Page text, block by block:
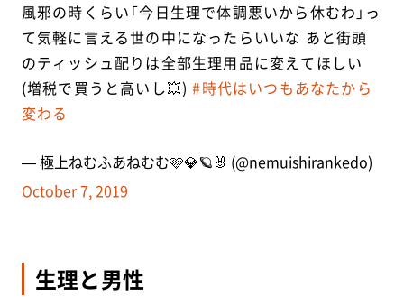
風邪の時くらい「今日生理で体調悪いから休むわ」っ
て気軽に言える世の中になったらいいな あと街頭
のティッシュ配りは全部生理用品に変えてほしい
(増税で買うと高いし💥)#時代はいつもあなたから
変わる
— 極上ねむふあねむむ🩷💎🪐🐰 (@nemuishirankedo)
October 7, 2019
生理と男性